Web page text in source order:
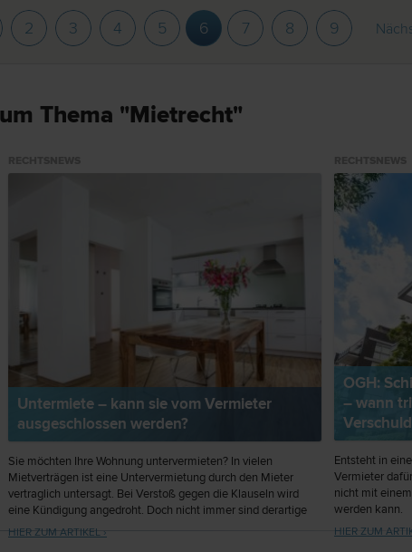
2 3 4 5 6 7 8 9
Thema "Mietrecht"
Untermiete – kann sie vom Vermieter
ausgeschlossen werden?
Sie möchten Ihre Wohnung untervermieten? In vielen
Mietverträgen ist eine Untervermietung durch den Mieter
vertraglich untersagt. Bei Verstoß gegen die Klauseln wird
eine Kündigung angedroht. Doch nicht immer sind derartige
Klauseln zulässig.
HIER ZUM ARTIKEL ›
OGH:
– wann
Entsteht in
Vermieter
nicht mit
werden kann.
HIER ZUM